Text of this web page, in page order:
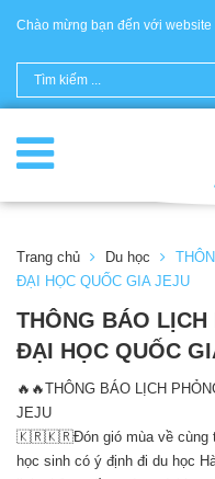
Chào mừng bạn đến với
Trang chủ Du học
ĐẠI HỌC QUỐC GIA JEJU
THÔNG BÁO
ĐẠI HỌC QUỐC
🔥🔥THÔNG BÁO LỊCH
JEJU
🇰🇷🇰🇷Đón gió mùa về cùng
học sinh có ý định đi du học